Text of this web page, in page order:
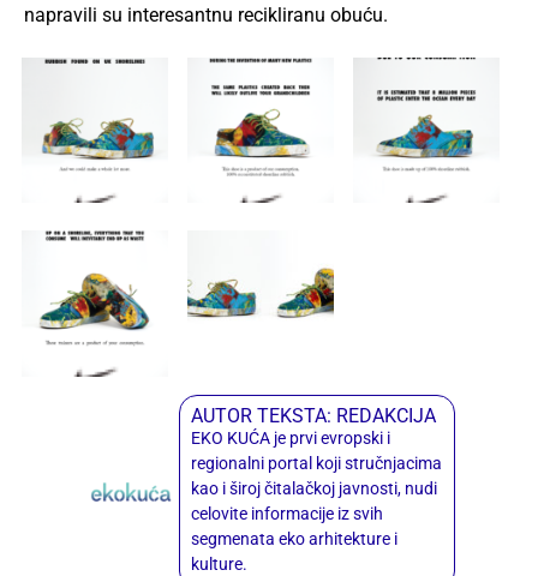
napravili su interesantnu recikliranu obuću.
AUTOR TEKSTA: REDAKCIJA
EKO KUĆA je prvi evropski i
regionalni portal koji stručnjacima
kao i široj čitalačkoj javnosti, nudi
celovite informacije iz svih
segmenata eko arhitekture i
kulture.